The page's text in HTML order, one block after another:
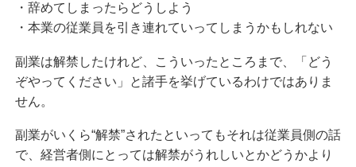
・辞めてしまったらどうしよう
・本業の従業員を引き連れていってしまうかもしれない
副業は解禁したけれど、こういったところまで、「どう
ぞやってください」と諸手を挙げているわけではありま
せん。
副業がいくら“解禁”されたといってもそれは従業員側の話
で、経営者側にとっては解禁がうれしいとかどうかより